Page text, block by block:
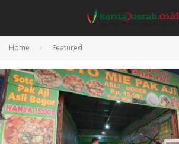
Home Featured